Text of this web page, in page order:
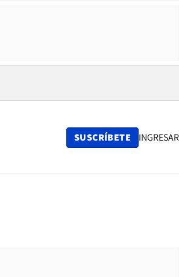
SUSCRÍBETE INGRESAR